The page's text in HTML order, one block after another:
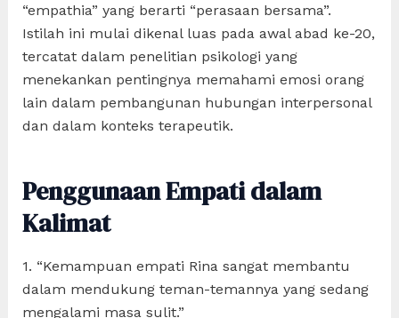
“empathia” yang berarti “perasaan bersama”.
Istilah ini mulai dikenal luas pada awal abad ke-20,
tercatat dalam penelitian psikologi yang
menekankan pentingnya memahami emosi orang
lain dalam pembangunan hubungan interpersonal
dan dalam konteks terapeutik.
Penggunaan Empati dalam
Kalimat
1. “Kemampuan empati Rina sangat membantu
dalam mendukung teman-temannya yang sedang
mengalami masa sulit.”